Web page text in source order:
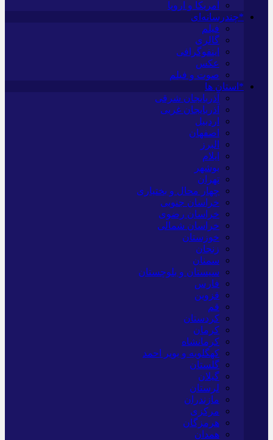
آمریکا و اروپا
*چندرسانه‌ای
فیلم
گالری
اینفوگرافی
عکس
صوت و فیلم
*استان ها
آذربایجان شرقی
آذربایجان غربی
اردبیل
اصفهان
البرز
ایلام
بوشهر
تهران
چهار محال و بختیاری
خراسان جنوبی
خراسان رضوی
خراسان شمالی
خوزستان
زنجان
سمنان
سیستان و بلوچستان
فارس
قزوین
قم
کردستان
کرمان
کرمانشاه
کهگلویه و بویر احمد
گلستان
گیلان
لرستان
مازندران
مرکزی
هرمزگان
همدان